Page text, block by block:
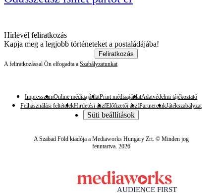
Hírlevél feliratkozás
Kapja meg a legjobb történeteket a postaládájába!
Feliratkozás
A feliratkozással Ön elfogadta a Szabályzatunkat
ImpresszumOnline médiaajánlatPrint médiaajánlatAdatvédelmi tájékoztató
Felhasználási feltételekHirdetési ászfElőfizetői ászfPartnereinkJátékszabályzat
Süti beállítások
A Szabad Föld kiadója a Mediaworks Hungary Zrt. © Minden jog
fenntartva. 2026